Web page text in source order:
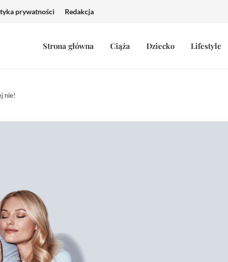
prywatności Redakcja
Strona główna Ciąża Dziecko Lifestyle
nie!